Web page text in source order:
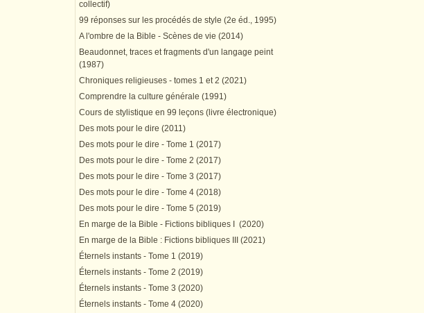
collectif)
99 réponses sur les procédés de style (2e éd., 1995)
A l'ombre de la Bible - Scènes de vie (2014)
Beaudonnet, traces et fragments d'un langage peint
(1987)
Chroniques religieuses - tomes 1 et 2 (2021)
Comprendre la culture générale (1991)
Cours de stylistique en 99 leçons (livre électronique)
Des mots pour le dire (2011)
Des mots pour le dire - Tome 1 (2017)
Des mots pour le dire - Tome 2 (2017)
Des mots pour le dire - Tome 3 (2017)
Des mots pour le dire - Tome 4 (2018)
Des mots pour le dire - Tome 5 (2019)
En marge de la Bible - Fictions bibliques I (2020)
En marge de la Bible : Fictions bibliques III (2021)
Éternels instants - Tome 1 (2019)
Éternels instants - Tome 2 (2019)
Éternels instants - Tome 3 (2020)
Éternels instants - Tome 4 (2020)